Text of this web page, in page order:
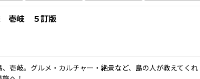
壱岐 ５訂版
壱岐。グルメ・カルチャー・絶景など、島の人が教えてくれ